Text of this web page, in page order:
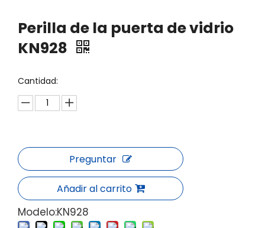
Perilla de la puerta de vidrio
KN928
Cantidad:
Preguntar
Añadir al carrito
Modelo:KN928